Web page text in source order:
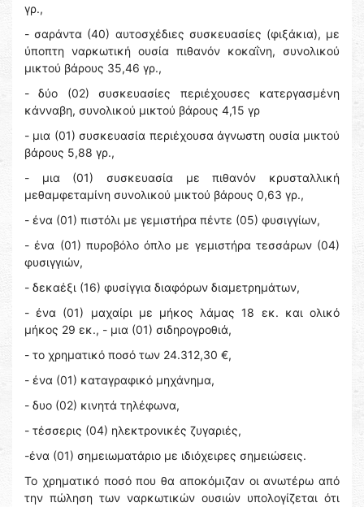
γρ.,
- σαράντα (40) αυτοσχέδιες συσκευασίες (φιξάκια), με
ύποπτη ναρκωτική ουσία πιθανόν κοκαΐνη, συνολικού
μικτού βάρους 35,46 γρ.,
- δύο (02) συσκευασίες περιέχουσες κατεργασμένη
κάνναβη, συνολικού μικτού βάρους 4,15 γρ
- μια (01) συσκευασία περιέχουσα άγνωστη ουσία μικτού
βάρους 5,88 γρ.,
- μια (01) συσκευασία με πιθανόν κρυσταλλική
μεθαμφεταμίνη συνολικού μικτού βάρους 0,63 γρ.,
- ένα (01) πιστόλι με γεμιστήρα πέντε (05) φυσιγγίων,
- ένα (01) πυροβόλο όπλο με γεμιστήρα τεσσάρων (04)
φυσιγγιών,
- δεκαέξι (16) φυσίγγια διαφόρων διαμετρημάτων,
- ένα (01) μαχαίρι με μήκος λάμας 18 εκ. και ολικό
μήκος 29 εκ., - μια (01) σιδηρογροθιά,
- το χρηματικό ποσό των 24.312,30 €,
- ένα (01) καταγραφικό μηχάνημα,
- δυο (02) κινητά τηλέφωνα,
- τέσσερις (04) ηλεκτρονικές ζυγαριές,
-ένα (01) σημειωματάριο με ιδιόχειρες σημειώσεις.
Το χρηματικό ποσό που θα αποκόμιζαν οι ανωτέρω από
την πώληση των ναρκωτικών ουσιών υπολογίζεται ότι